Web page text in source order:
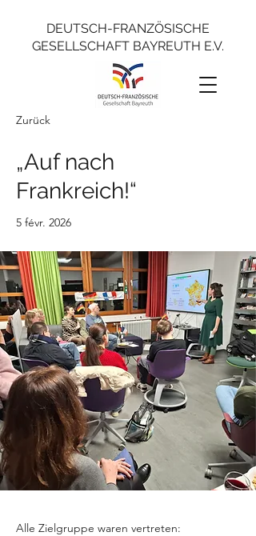
DEUTSCH-FRANZÖSISCHE
GESELLSCHAFT BAYREUTH E.V.
Zurück
„Auf nach
Frankreich!“
5 févr. 2026
Alle Zielgruppe waren vertreten: